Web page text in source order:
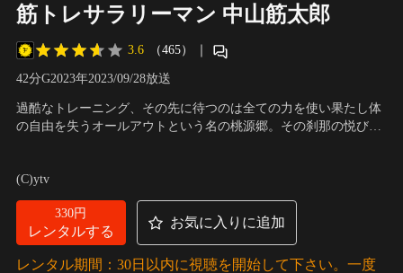
筋トレサラリーマン 中山筋太郎
3.6 （465） ｜
42分G2023年2023/09/28放送
過酷なトレーニング、その先に待つのは全ての力を使い果たし体
の自由を失うオールアウトという名の桃源郷。その刹那の悦びに
ストイックな物語である。
(C)ytv
330円
レンタルする
お気に入りに追加
レンタル期間：30日以内に視聴を開始して下さい。一度